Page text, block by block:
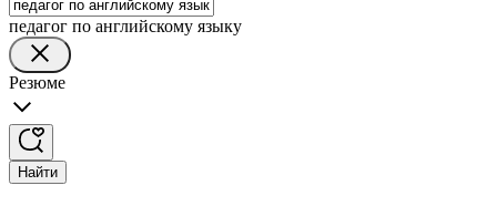
педагог по английскому языку
Резюме
Найти